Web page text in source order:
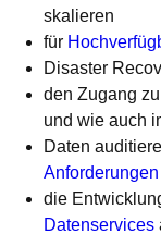
skalieren
für
Disaster
den Zugang
und wie auch
Daten
Anforderungen
die
Datenservices